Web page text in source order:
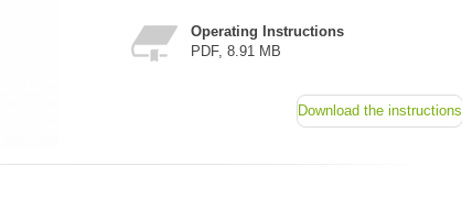
Operating Instructions
PDF, 8.91 MB
Download the instructions